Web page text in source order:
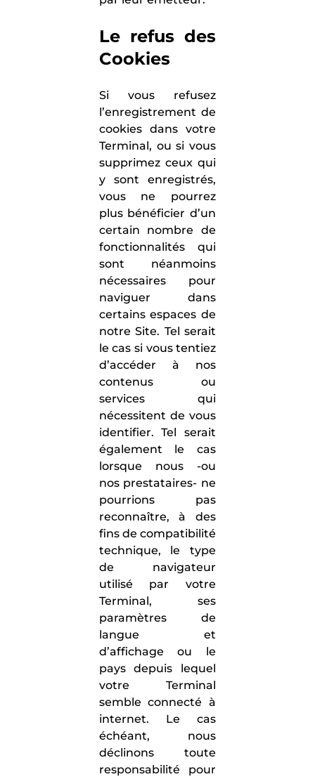
Le refus des
Cookies
Si vous refusez
l’enregistrement de
cookies dans votre
Terminal, ou si vous
supprimez ceux qui
y sont enregistrés,
vous ne pourrez
plus bénéficier d’un
certain nombre de
fonctionnalités qui
sont néanmoins
nécessaires pour
naviguer dans
certains espaces de
notre Site. Tel serait
le cas si vous tentiez
d’accéder à nos
contenus ou
services qui
nécessitent de vous
identifier. Tel serait
également le cas
lorsque nous -ou
nos prestataires- ne
pourrions pas
reconnaître, à des
fins de compatibilité
technique, le type
de navigateur
utilisé par votre
Terminal, ses
paramètres de
langue et
d’affichage ou le
pays depuis lequel
votre Terminal
semble connecté à
internet. Le cas
échéant, nous
déclinons toute
responsabilité pour